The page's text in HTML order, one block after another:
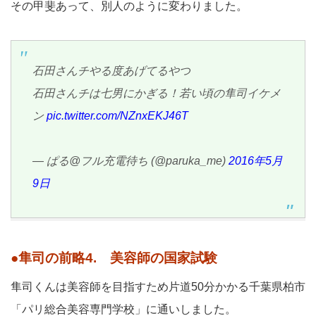
その甲斐あって、別人のように変わりました。
石田さんチやる度あげてるやつ
石田さんチは七男にかぎる！若い頃の隼司イケメ
ンpic.twitter.com/NZnxEKJ46T
— ぱる@フル充電待ち (@paruka_me) 2016年5月
9日
●隼司の前略4. 美容師の国家試験
隼司くんは美容師を目指すため片道50分かかる千葉県柏市
「パリ総合美容専門学校」に通いしました。